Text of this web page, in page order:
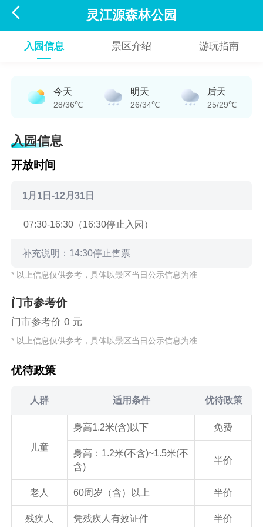
 灵江源森林公园
入园信息 景区介绍 游玩指南
今天
28/36℃
明天
26/34℃
后天
25/29℃
入园信息
开放时间
1月1日-12月31日
07:30-16:30（16:30停止入园）
补充说明：14:30停止售票
* 以上信息仅供参考，具体以景区当日公示信息为准
门市参考价
门市参考价 0 元
* 以上信息仅供参考，具体以景区当日公示信息为准
优待政策
人群 适用条件 优待政策
儿童
身高1.2米(含)以下 免费
身高：1.2米(不含)~1.5米(不
含)
半价
老人 60周岁（含）以上 半价
残疾人 凭残疾人有效证件 半价